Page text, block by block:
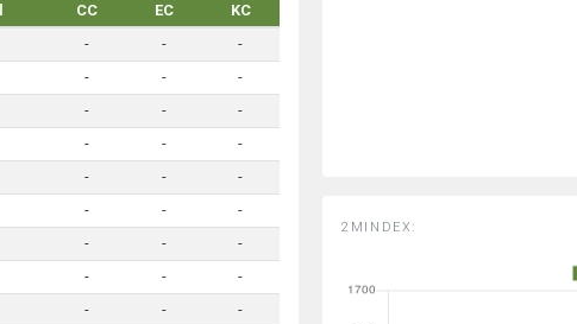
CC EC
KC
- -
-
- -
-
- -
-
- -
-
- -
-
- -
-
- -
-
- -
-
- -
-
2MINDEX: